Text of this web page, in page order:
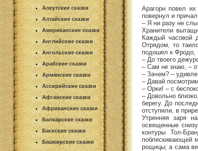
Алеутские сказки
Алтайские сказки
Американские сказки
Английские сказки
Ангольские сказки
Арабские сказки
Армянские сказки
Ассирийские сказки
Афганские сказки
Африканские сказки
Балкарские сказки
Баскские сказки
Башкирские сказки
Арагорн повел
повернул и
– Я ни разу не
Хранители
Каждый часовой
Отрядом, то
подошел к Фродо,
– До твоего
– Сам не знаю, –
– Зачем? –
– Давай
– Орки! – с
– Довольно
берегу. До
отступили, в
Утренняя заря
освещенные
контуры Тол-
поблескивающей
рощицы; а сама